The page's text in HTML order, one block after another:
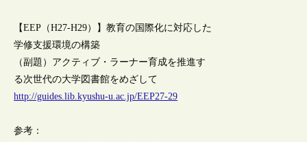
【EEP（H27-H29）】教育の国際化に対応した
学修支援環境の構築
（副題）アクティブ・ラーナー育成を推進す
る次世代の大学図書館をめざして
http://guides.lib.kyushu-u.ac.jp/EEP27-29
参考：